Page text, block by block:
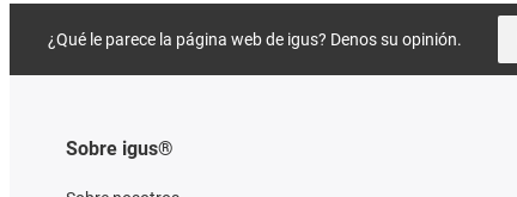
¿Qué le parece la página web de igus? Denos su opinión.
Sobre igus®